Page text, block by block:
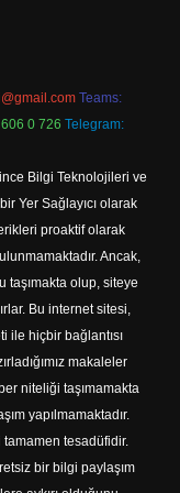
Teams:
0 726 Telegram:
Bilgi Teknolojileri ve
Yer Sağlayıcı olarak
proaktif olarak
Ancak,
taşımakta olup, siteye
Bu internet sitesi,
ile hiçbir bağlantısı
makaleler
niteliği taşımamakta
yapılmamaktadır.
tesadüfidir.
bir bilgi paylaşım